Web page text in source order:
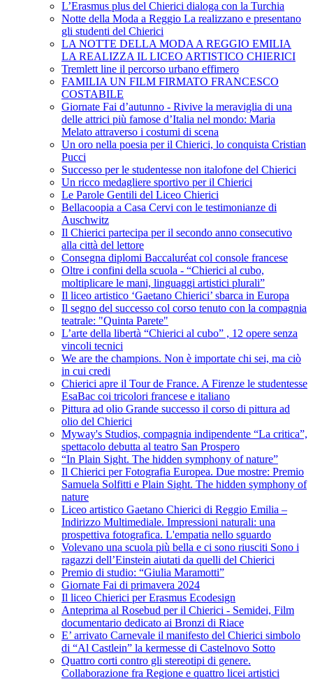
L’Erasmus plus del Chierici dialoga con la Turchia
Notte della Moda a Reggio La realizzano e presentano
gli studenti del Chierici
LA NOTTE DELLA MODA A REGGIO EMILIA
LA REALIZZA IL LICEO ARTISTICO CHIERICI
Tremlett line il percorso urbano effimero
FAMILIA UN FILM FIRMATO FRANCESCO
COSTABILE
Giornate Fai d’autunno - Rivive la meraviglia di una
delle attrici più famose d’Italia nel mondo: Maria
Melato attraverso i costumi di scena
Un oro nella poesia per il Chierici, lo conquista Cristian
Pucci
Successo per le studentesse non italofone del Chierici
Un ricco medagliere sportivo per il Chierici
Le Parole Gentili del Liceo Chierici
Bellacoopia a Casa Cervi con le testimonianze di
Auschwitz
Il Chierici partecipa per il secondo anno consecutivo
alla città del lettore
Consegna diplomi Baccaluréat col console francese
Oltre i confini della scuola - “Chierici al cubo,
moltiplicare le mani, linguaggi artistici plurali”
Il liceo artistico ‘Gaetano Chierici’ sbarca in Europa
Il segno del successo col corso tenuto con la compagnia
teatrale: "Quinta Parete"
L’arte della libertà “Chierici al cubo” , 12 opere senza
vincoli tecnici
We are the champions. Non è importate chi sei, ma ciò
in cui credi
Chierici apre il Tour de France. A Firenze le studentesse
EsaBac coi tricolori francese e italiano
Pittura ad olio Grande successo il corso di pittura ad
olio del Chierici
Myway's Studios, compagnia indipendente “La critica”,
spettacolo debutta al teatro San Prospero
“In Plain Sight. The hidden symphony of nature”
Il Chierici per Fotografia Europea. Due mostre: Premio
Samuela Solfitti e Plain Sight. The hidden symphony of
nature
Liceo artistico Gaetano Chierici di Reggio Emilia –
Indirizzo Multimediale. Impressioni naturali: una
prospettiva fotografica. L'empatia nello sguardo
Volevano una scuola più bella e ci sono riusciti Sono i
ragazzi dell’Einstein aiutati da quelli del Chierici
Premio di studio: “Giulia Maramotti”
Giornate Fai di primavera 2024
Il liceo Chierici per Erasmus Ecodesign
Anteprima al Rosebud per il Chierici - Semidei, Film
documentario dedicato ai Bronzi di Riace
E’ arrivato Carnevale il manifesto del Chierici simbolo
di “Al Castlein” la kermesse di Castelnovo Sotto
Quattro corti contro gli stereotipi di genere.
Collaborazione fra Regione e quattro licei artistici